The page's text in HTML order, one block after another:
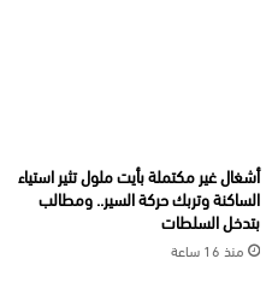
أشغال غير مكتملة بأيت ملول تثير استياء
الساكنة وتربك حركة السير.. ومطالب
بتدخل السلطات
منذ 16 ساعة